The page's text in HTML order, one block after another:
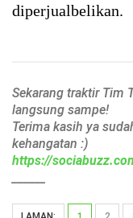
diperjualbelikan.
Sekarang traktir Tim
langsung sampe!
Terima kasih ya
kehangatan :)
https://